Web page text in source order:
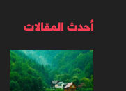
أحدث المقالات